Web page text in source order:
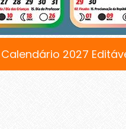
Calendário 2027